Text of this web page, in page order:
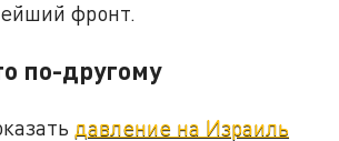
фронт.
по-другому
давление на Израиль